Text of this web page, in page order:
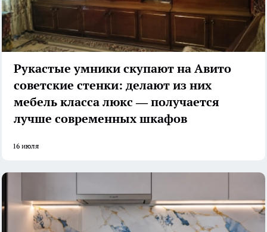
Рукастые умники скупают на Авито
советские стенки: делают из них
мебель класса люкс — получается
лучше современных шкафов
16 июля